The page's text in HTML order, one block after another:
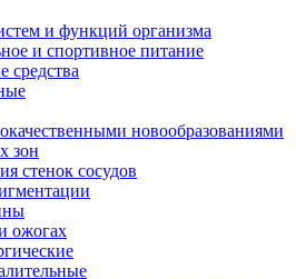
и функций организма
и спортивное питание
средства
новообразованиями
зон
стенок сосудов
ожогах